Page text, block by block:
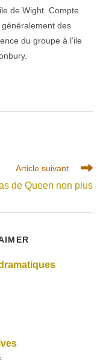
de Wight. Compte
des
du groupe à l’ile
Article suivant
de Queen non plus